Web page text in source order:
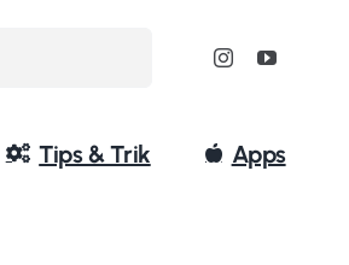
Tips & Trik Apps